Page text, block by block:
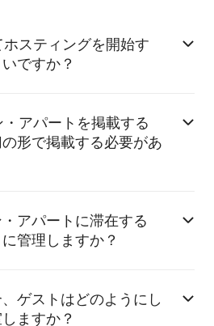
スティングを開始す
ですか？
アパートを掲載する
形で掲載する必要があ
アパートに滞在する
管理しますか？
ゲストはどのようにし
ますか？